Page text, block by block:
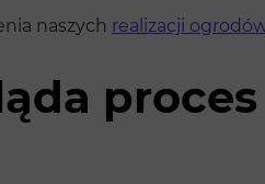
naszych realizacji